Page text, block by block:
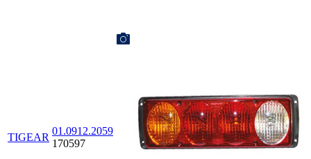
TIGEAR
01.0912.2059
170597